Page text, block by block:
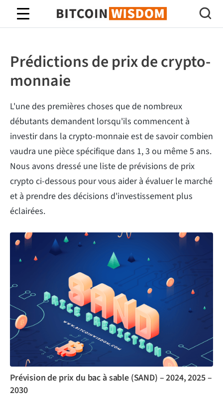
Bitcoin Sagesse
Prédictions de prix de crypto-
monnaie
L'une des premières choses que de nombreux
débutants demandent lorsqu'ils commencent à
investir dans la crypto-monnaie est de savoir combien
vaudra une pièce spécifique dans 1, 3 ou même 5 ans.
Nous avons dressé une liste de prévisions de prix
crypto ci-dessous pour vous aider à évaluer le marché
et à prendre des décisions d'investissement plus
éclairées.
Prévision de prix du bac à sable (SAND) – 2024, 2025 –
2030